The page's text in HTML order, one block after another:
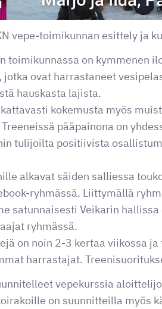
vepe-toimikunnan esittely ja
toimikunnassa on kymmenen
ovat harrastaneet
hauskasta lajista.
kokemusta myös
pääpainona on
tulijoilta positiivista
alkavat säiden salliessa
ryhmässä. Liittymällä
satunnaisesti Veikarin
ryhmässä.
on noin 2-3 kertaa viikossa
harrastajat.
vepekurssia
on suunnitteilla myös